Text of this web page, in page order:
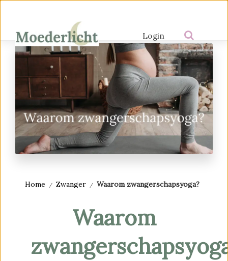
Login
Home Zwanger Waarom zwangerschapsyoga?
Waarom